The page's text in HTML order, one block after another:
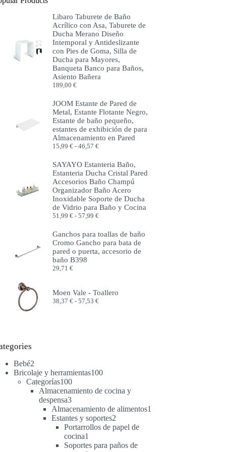
Libaro Taburete de Baño
Acrílico con Asa, Taburete de
Ducha Merano Diseño
Intemporal y Antideslizante
con Pies de Goma, Silla de
Ducha para Mayores,
Banqueta Banco para Baños,
Asiento Bañera
189,00€
JOOM Estante de Pared de
Metal, Estante Flotante Negro,
Estante de baño pequeño,
estantes de exhibición de para
Almacenamiento en Pared
15,99€ - 46,57€Rango
precios:
desde
15,99 €
hasta
46,57 €
SAYAYO Estanteria Baño,
Estanteria Ducha Cristal Pared
Accesorios Baño Champú
Organizador Baño Acero
Inoxidable Soporte de Ducha
de Vidrio para Baño y Cocina
51,99€ - 57,99€Rango
precios:
desde
51,99 €
hasta
Ganchos para toallas de baño
Cromo Gancho para bata de
pared o puerta, accesorio de
baño B398
29,71€
Moen Vale - Toallero
38,37€ - 57,53€Rango
Bebé2
productos
Bricolaje y herramientas100100
Categorías100100
productos
Almacenamiento de cocina y
despensa33
productos
Almacenamiento de alimentos1
Estantes y soportes2
productos
Portarrollos de papel de
cocina1
producto
Soportes para paños de